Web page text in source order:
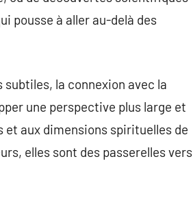
pousse à aller au-delà des
la connexion avec la
une perspective plus large et
aux dimensions spirituelles de
elles sont des passerelles vers